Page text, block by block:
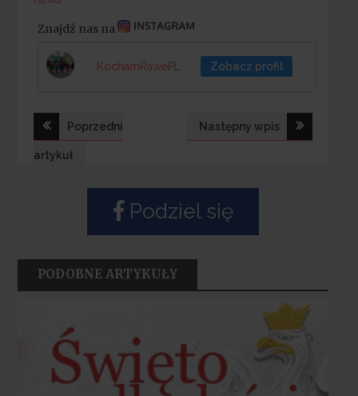
Znajdź nas na
KochamRawePL Zobacz profil
Nawigacja
wpisu
Poprzedni
artykuł
Następny wpis
Podziel się
PODOBNE ARTYKUŁY